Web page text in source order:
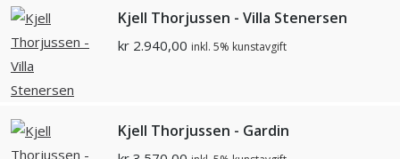
Kjell Thorjussen - Villa Stenersen
kr 2.940,00 inkl. 5% kunstavgift
Kjell Thorjussen - Gardin